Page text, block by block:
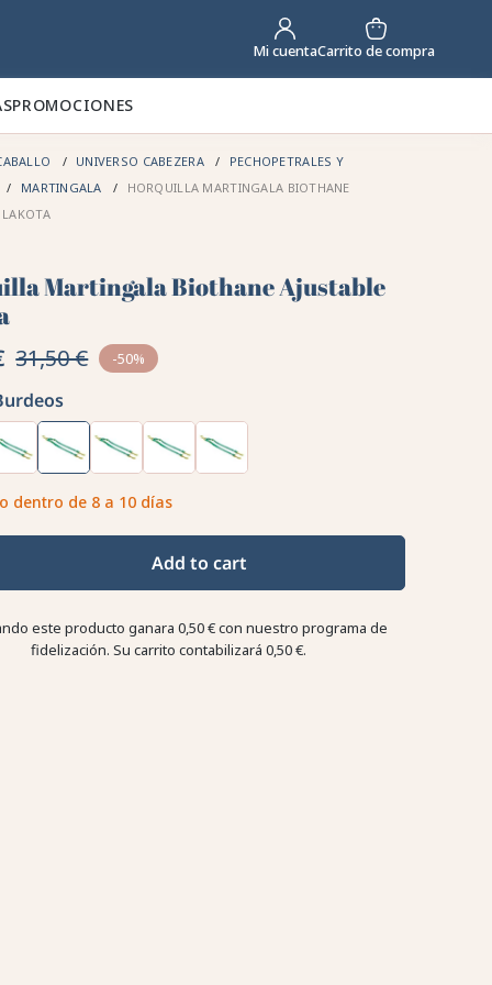
Mi cuentaCarrito de compra
PROMOCIONES
UNIVERSO CABEZERA
PECHOPETRALES Y
MARTINGALA
HORQUILLA MARTINGALA BIOTHANE
LAKOTA
Martingala Biothane Ajustable
31,50 € -50%
dentro de 8 a 10 días
Add to cart
este producto ganara 0,50 €con nuestro programa de
fidelización. Su carrito contabilizará0,50 €.